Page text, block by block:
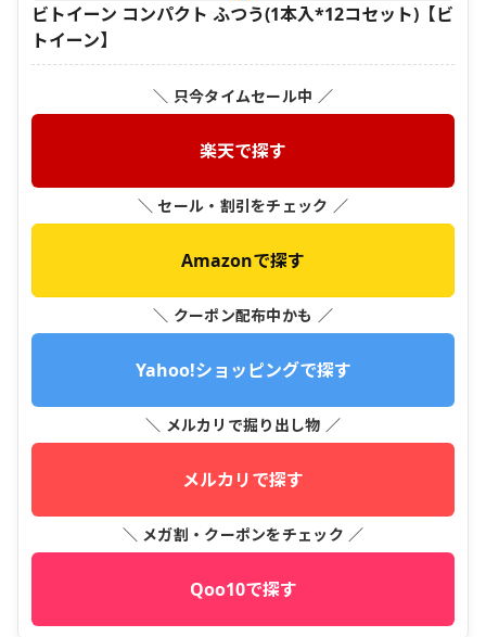
ビトイーン コンパクト ふつう(1本入*12コセット)【ビ
トイーン】
＼ 只今タイムセール中 ／
楽天で探す
＼ セール・割引をチェック ／
Amazonで探す
＼ クーポン配布中かも ／
Yahoo!ショッピングで探す
＼ メルカリで掘り出し物 ／
メルカリで探す
＼ メガ割・クーポンをチェック ／
Qoo10で探す